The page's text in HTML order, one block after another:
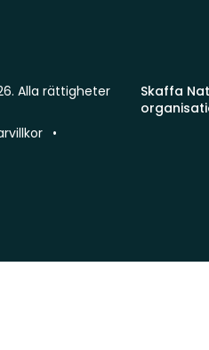
Skaffa
Alla rättigheter